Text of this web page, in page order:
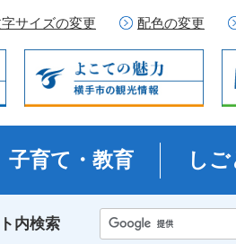
サイズの変更 配色の変更
子育て・教育 し
内検索